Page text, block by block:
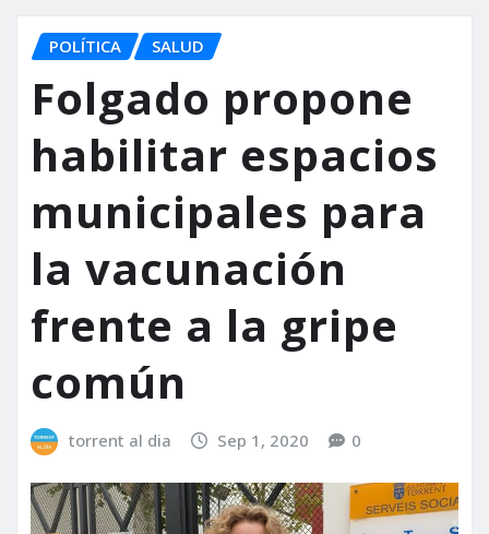
POLÍTICA SALUD
Folgado propone
habilitar espacios
municipales para
la vacunación
frente a la gripe
común
torrent al dia Sep 1, 2020 0